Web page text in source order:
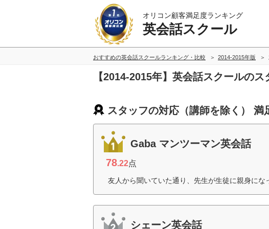
オリコン顧客満足度ランキング
英会話スクール
おすすめの英会話スクールランキング・比較 2014-2015年版
【2014-2015年】英会話スクールの
スタッフの対応（講師を除く） 満
Gaba マンツーマン英会話
78.22点
友人から聞いていた通り、先生が生徒に親身にな
シェーン英会話